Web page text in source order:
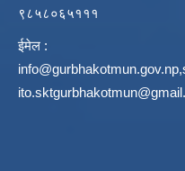
९८५८०६५१११
ईमेल :
info@gurbhakotmun.gov.np,